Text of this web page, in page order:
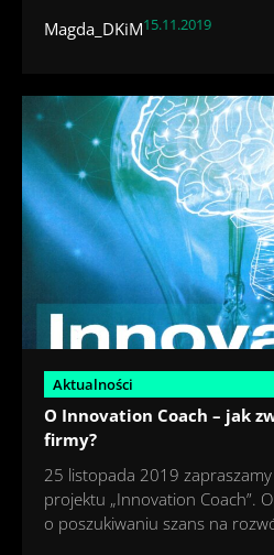
Magda_DKiM15.11.2019
Aktualności
O Innovation Coach – jak
firmy?
25 listopada 2019
projektu „Innovation Coach”.
o poszukiwaniu szans na